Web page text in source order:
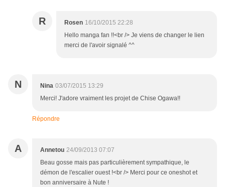
R Rosen 16/10/2015 22:28
Hello manga fan !!<br /> Je viens de changer le lien
merci de l'avoir signalé ^^
N Nina 03/07/2015 13:29
Merci! J'adore vraiment les projet de Chise Ogawa!!
Répondre
A Annetou 24/09/2013 07:07
Beau gosse mais pas particulièrement sympathique, le
démon de l'escalier ouest !<br /> Merci pour ce oneshot et
bon anniversaire à Nute !